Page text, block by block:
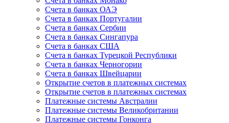
Счета в банках ОАЭ
Счета в банках Португалии
Счета в банках Сербии
Счета в банках Сингапура
Счета в банках США
Счета в банках Турецкой Республики
Счета в банках Черногории
Счета в банках Швейцарии
Открытие счетов в платежных системах
Открытие счетов в платежных системах
Платежные системы Австралии
Платежные системы Великобритании
Платежные системы Гонконга